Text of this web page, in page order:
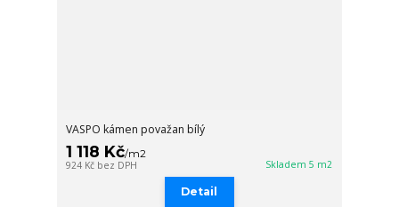
VASPO kámen považan bílý
1 118 Kč/m2
924 Kč bez DPH Skladem 5 m2
Detail